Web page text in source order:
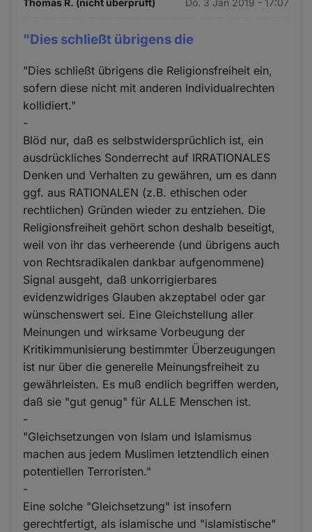
"Dies schließt übrigens die
"Dies schließt übrigens die Religionsfreiheit ein,
sofern diese nicht mit anderen Individualrechten
kollidiert."
-
Blöd nur, daß es selbstwidersprüchlich ist, ein
ausdrückliches Sonderrecht auf IRRATIONALES
Denken und Verhalten zu gewähren, um es dann
ggf. aus RATIONALEN (z.B. ethischen oder
rechtlichen) Gründen wieder zu entziehen. Die
Religionsfreiheit gehört schon deshalb beseitigt,
weil von ihr das verheerende (und übrigens auch
von Rechtsradikalen dankbar aufgenommene)
Signal ausgeht, daß unkorrigierbares
evidenzwidriges Glauben akzeptabel oder gar
wünschenswert sei. Eine Gleichstellung aller
Meinungen und wirksame Vorbeugung der
Kritikimmunisierung bestimmter Überzeugungen
ist nur über die generelle Meinungsfreiheit zu
gewährleisten. Es muß endlich begriffen werden,
daß sie "gut genug" für ALLE Menschen ist.
-
"Gleichsetzungen von Islam und Islamismus
machen aus jedem Muslimen letztendlich einen
potentiellen Terroristen."
-
Eine solche "Gleichsetzung" ist insofern
gerechtfertigt, als islamische und "islamistische"